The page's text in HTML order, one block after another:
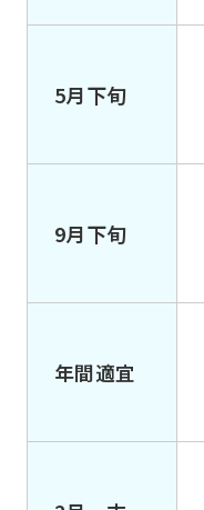
社会福祉学研究科
地球環境科学研究科
5月下旬
9月下旬
年間適宜